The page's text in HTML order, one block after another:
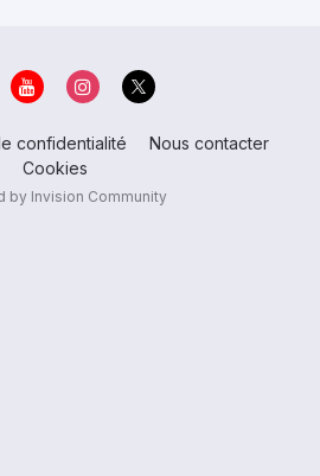
confidentialité
Nous contacter
Cookies
by Invision Community